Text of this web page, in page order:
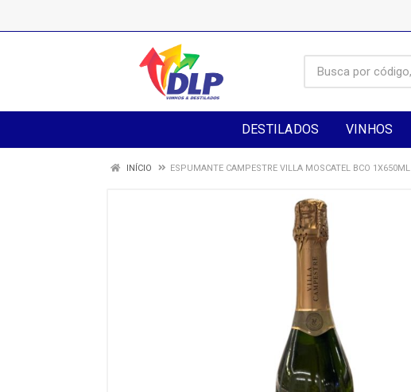
DESTILADOS VINHOS
INÍCIO ESPUMANTE CAMPESTRE VILLA MOSCATEL BCO 1X650ML